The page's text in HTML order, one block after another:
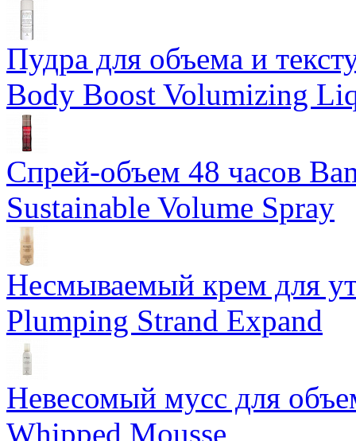
Пудра для объема и
Body Boost Volumizing
Спрей-объем 48 часов
Sustainable Volume Spray
Несмываемый крем для
Plumping Strand Expand
Невесомый мусс для
Whipped Mousse